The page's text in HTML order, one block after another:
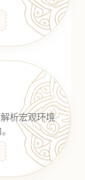
析宏观环境